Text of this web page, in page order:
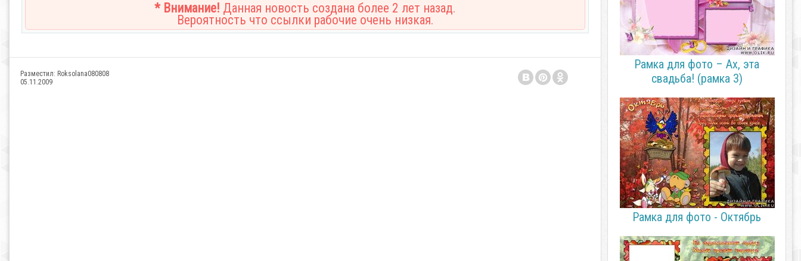
* Внимание! Данная новость создана более 2 лет назад.
Вероятность что ссылки рабочие очень низкая.
Разместил: Roksolana080808
05.11.2009
Рамка для фото – Ах, эта
свадьба! (рамка 3)
Рамка для фото - Октябрь